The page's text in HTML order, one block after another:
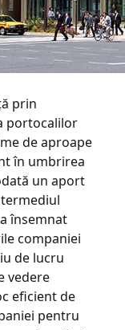
prin
portocalilor
de aproape
în umbrirea
un aport
însemnat
companiei
de lucru
vedere
eficient de
pentru